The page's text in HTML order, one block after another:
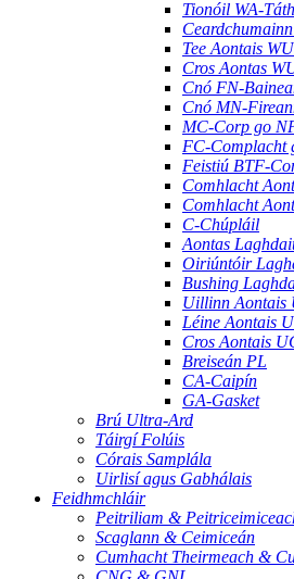
Tionóil WA-
Tee Aontais
Cros Aontas
Cnó FN-
Cnó MN-
MC-Corp go
FC-Complacht
Feistiú BTF-
Comhlacht
Comhlacht
C-Chúpláil
Aontas
Oiriúntóir
Bushing
Uillinn Aontais
Léine Aontais
Cros Aontais
Breiseán PL
CA-Caipín
GA-Gasket
Brú Ultra-Ard
Táirgí Folúis
Córais Samplála
Uirlisí agus Gabhálais
Feidhmchláir
Peitriliam &
Scaglann & Ceimiceán
Cumhacht Theirmeach &